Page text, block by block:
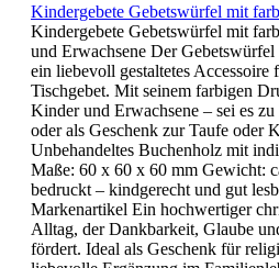
Kindergebete Gebetswürfel mit
Kindergebete Gebetswürfel mit
und Erwachsene Der
ein liebevoll gestaltetes Accessoire
Tischgebet. Mit seinem farbigen
Kinder und Erwachsene – sei es
oder als Geschenk zur Taufe oder
Unbehandeltes Buchenholz mit
Maße: 60 x 60 x 60 mm Gewicht:
bedruckt – kindgerecht und gut
Markenartikel Ein hochwertiger
Alltag, der Dankbarkeit, Glaube
fördert. Ideal als Geschenk für